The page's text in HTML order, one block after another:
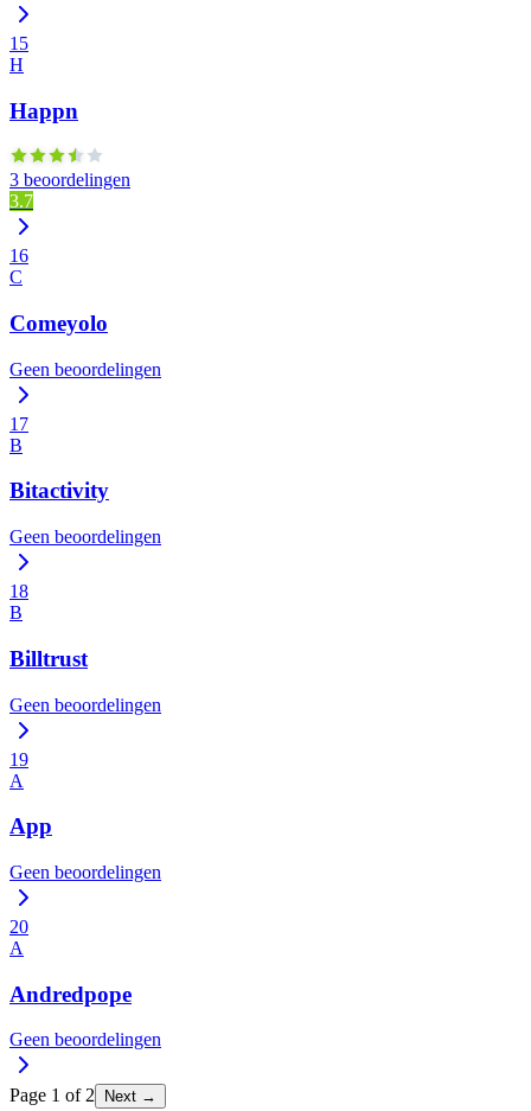
15
H
Happn
3 beoordelingen
3.7
16
C
Comeyolo
Geen beoordelingen
17
B
Bitactivity
Geen beoordelingen
18
B
Billtrust
Geen beoordelingen
19
A
App
Geen beoordelingen
20
A
Andredpope
Geen beoordelingen
Page 1 of2 Next →